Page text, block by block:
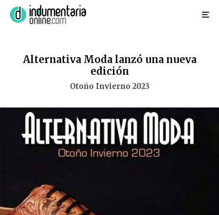
Alternativa Moda lanzó una nueva
edición
Otoño Invierno 2023